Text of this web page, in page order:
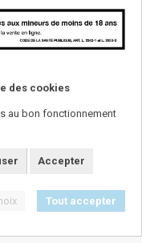
la santï¿½. A
modï¿½ration.
des cookies
au bon fonctionnement
Accepter
Tout accepter